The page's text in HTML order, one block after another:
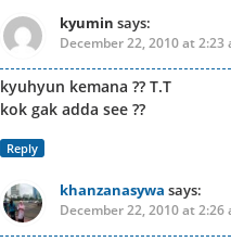
kyumin says:
December 22, 2010 at 2:23
kyuhyun kemana ?? T.T
kok gak adda see ??
Reply
khanzanasywa says:
December 22, 2010 at 2:26